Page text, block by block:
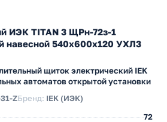
ИЭК TITAN 3 ЩРн-72з-1
навесной 540х600х120 УХЛ3
щиток электрический IEK
автоматов открытой установки
ZБренд: IEK (ИЭК)
72